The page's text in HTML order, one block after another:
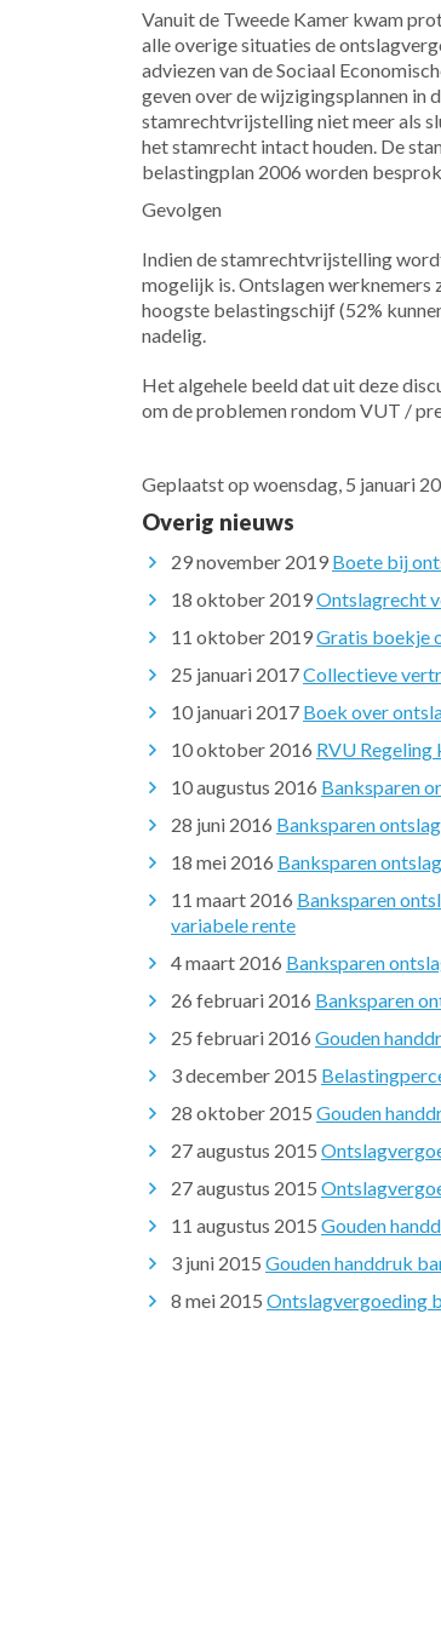
Vanuit de Tweede Kamer kwam
alle overige situaties de
adviezen van de Sociaal
geven over de wijzigingsplannen in
stamrechtvrijstelling niet meer als
het stamrecht intact houden. De
belastingplan 2006 worden
Gevolgen
Indien de stamrechtvrijstelling
mogelijk is. Ontslagen werknemers
hoogste belastingschijf (52%
nadelig.
Het algehele beeld dat uit deze
om de problemen rondom VUT /
Geplaatst op woensdag, 5 januari
Overig nieuws
29 november 2019 Boete bij
18 oktober 2019Ontslagrecht
11 oktober 2019Gratis boekje
25 januari 2017Collectieve
10 januari 2017 Boek over
10 oktober 2016 RVU
10 augustus 2016 Banksparen
28 juni 2016 Banksparen
18 mei 2016 Banksparen
11 maart 2016 Banksparen
variabele rente
4 maart 2016 Banksparen
26 februari 2016 Banksparen
25 februari 2016 Gouden
3 december 2015
28 oktober 2015 Gouden
27 augustus 2015
27 augustus 2015
11 augustus 2015 Gouden
3 juni 2015 Gouden handdruk
8 mei 2015 Ontslagvergoeding